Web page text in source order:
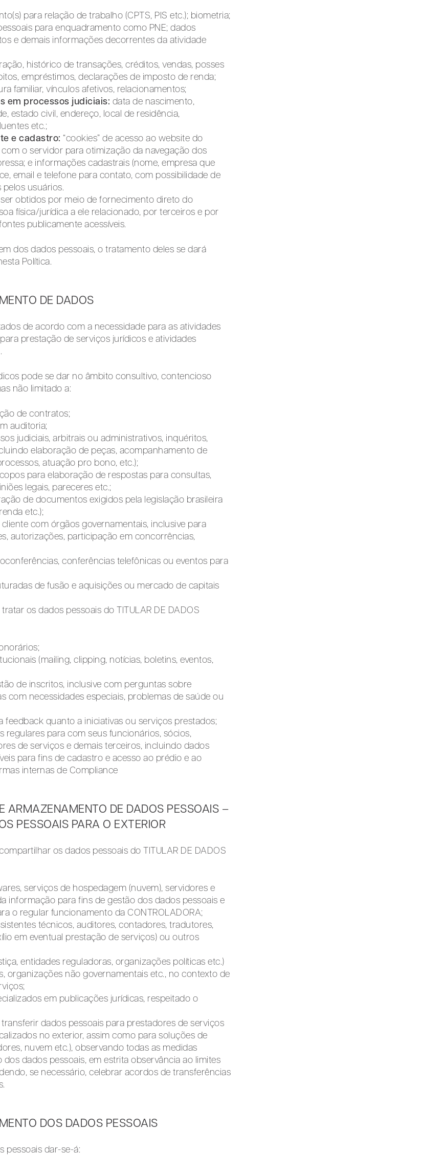
para relação de trabalho (CPTS, PIS etc.); biometria;
para enquadramento como PNE; dados
e demais informações decorrentes da atividade
histórico de transações, créditos, vendas, posses
empréstimos, declarações de imposto de renda;
familiar, vínculos afetivos, relacionamentos;
em processos judiciais: data de nascimento,
estado civil, endereço, local de residência,
etc.;
e cadastro: “cookies” de acesso ao website do
o servidor para otimização da navegação dos
e informações cadastrais (nome, empresa que
email e telefone para contato, com possibilidade de
pelos usuários.
obtidos por meio de fornecimento direto do
física/jurídica a ele relacionado, por terceiros e por
publicamente acessíveis.
dos dados pessoais, o tratamento deles se dará
Política.
DE DADOS
de acordo com a necessidade para as atividades
prestação de serviços jurídicos e atividades
pode se dar no âmbito consultivo, contencioso
não limitado a:
de contratos;
auditoria;
judiciais, arbitrais ou administrativos, inquéritos,
elaboração de peças, acompanhamento de
atuação pro bono, etc.);
para elaboração de respostas para consultas,
legais, pareceres etc.;
de documentos exigidos pela legislação brasileira
etc.);
com órgãos governamentais, inclusive para
autorizações, participação em concorrências,
conferências telefônicas ou eventos para
de fusão e aquisições ou mercado de capitais
os dados pessoais do TITULAR DE DADOS
(mailing, clipping, notícias, boletins, eventos,
de inscritos, inclusive com perguntas sobre
com necessidades especiais, problemas de saúde ou
feedback quanto a iniciativas ou serviços prestados;
regulares para com seus funcionários, sócios,
de serviços e demais terceiros, incluindo dados
para fins de cadastro e acesso ao prédio e ao
internas de Compliance
ARMAZENAMENTO DE DADOS PESSOAIS –
PESSOAIS PARA O EXTERIOR
os dados pessoais do TITULAR DE DADOS
serviços de hospedagem (nuvem), servidores e
informação para fins de gestão dos dados pessoais e
o regular funcionamento da CONTROLADORA;
técnicos, auditores, contadores, tradutores,
em eventual prestação de serviços) ou outros
entidades reguladoras, organizações políticas etc.)
organizações não governamentais etc., no contexto de
em publicações jurídicas, respeitado o
dados pessoais para prestadores de serviços
no exterior, assim como para soluções de
nuvem etc.), observando todas as medidas
dados pessoais, em estrita observância ao limites
se necessário, celebrar acordos de transferências
DOS DADOS PESSOAIS
pessoais dar-se-á: